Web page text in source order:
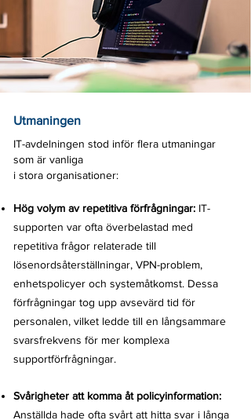
Utmaningen
IT-avdelningen stod inför flera utmaningar
som är vanliga
i stora organisationer:
Hög volym av repetitiva förfrågningar: IT-
supporten var ofta överbelastad med
repetitiva frågor relaterade till
lösenordsåterställningar, VPN-problem,
enhetspolicyer och systemåtkomst. Dessa
förfrågningar tog upp avsevärd tid för
personalen, vilket ledde till en långsammare
svarsfrekvens för mer komplexa
supportförfrågningar.
Svårigheter att komma åt policyinformation:
Anställda hade ofta svårt att hitta svar i långa